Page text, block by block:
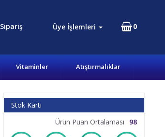
Sipariş
Üye İşlemleri 0
Vitaminler Atıştırmalıklar
Stok Kartı
Ürün Puan Ortalaması
98